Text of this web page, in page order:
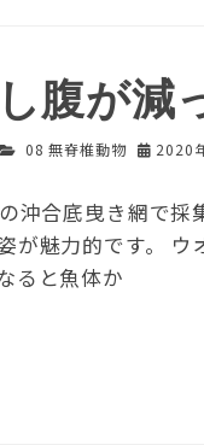
腹が減
08 無脊椎動物 2020
沖合底曳き網で
が魅力的です。
ると魚体か